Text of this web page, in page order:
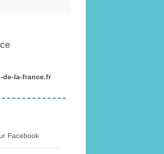
de-la-france.fr
Facebook